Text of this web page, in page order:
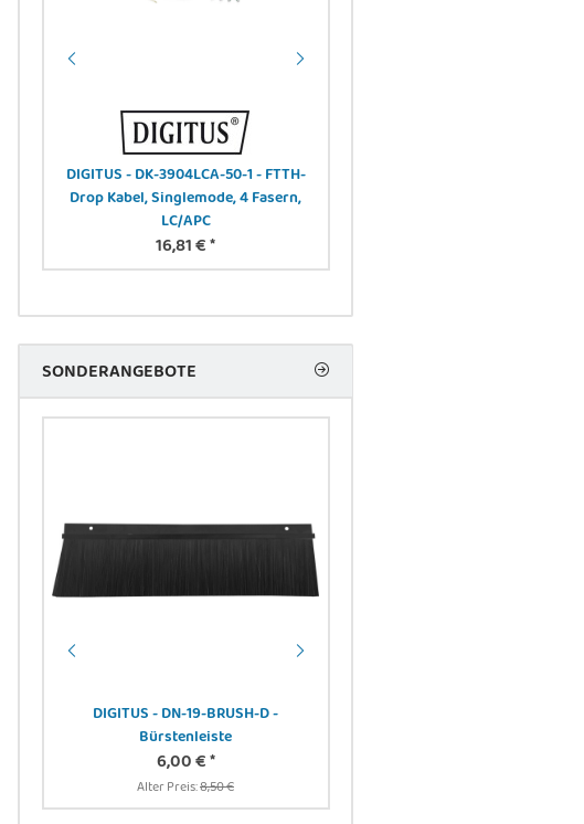
DIGITUS - DK-3904LCA-50-1 - FTTH-
Drop Kabel, Singlemode, 4 Fasern,
LC/APC
16,81 €*
SONDERANGEBOTE
DIGITUS - DN-19-BRUSH-D -
Bürstenleiste
6,00 €*
Alter Preis:8,50 €